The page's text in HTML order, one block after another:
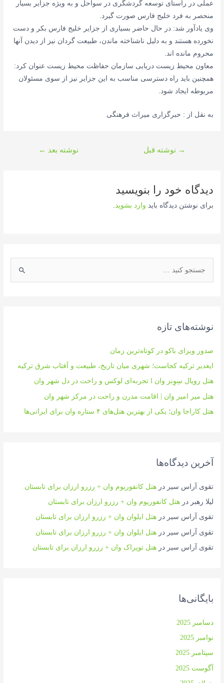
عملی در راستای توسعه گردشگری در سواحل و به ویژه جزایر بسیار
منحصر به فرد خلیج فارس صورت گیرد.
وی یادآور شد: در حال حاضر بسیاری از جزایر خلیج فارس بکر و دست
نخورده هستند و به دلیل ناشناخته ماندن، طبیعت گردان نیز از دیدن آنها
محروم مانده اند.
معاون محیط زیست دریایی سازمان حفاظت محیط زیست عنوان کرد:
همچنین باید راه دسترسی مناسب به این جزایر نیز از سوی مسئولان
مربوطه ایجاد شود.
به نقل از : حبرگزاری میراث فرهنگی
→ نوشته قبل نوشته بعد ←
دیدگاه‌ خود را بنویسید
برای نوشتن دیدگاه باید وارد بشوید
ی
نوشته‌های تازه
صدور ویزای باکو در کوتاه‌ترین زمان
ایغدیر ترکیه کجاست؛ شهری میان تاریخ، طبیعت و آفتاب شرق ترکیه
هتل رویال سِوِنز وان l تجربه‌ای لوکس و راحت در دل شهر وان
هتل میر امیر وان | اقامت مدرن و راحت در مرکز شهر وان
هتل کاراجا وان؛ یکی از بهترین هتل‌های ۴ ستاره وان برای ایرانی‌ها
آخرین دیدگاه‌ها
تقوی آراس سیر درهتل کانفوریوم وان + رزرو ارزان برای تابستان
لیلا رهبر درهتل کانفوریوم وان + رزرو ارزان برای تابستان
تقوی آراس سیر درهتل ایلوان وان + رزرو ارزان برای تابستان
تقوی آراس سیر درهتل ایلوان وان + رزرو ارزان برای تابستان
تقوی آراس سیر درهتل توپراک وان + رزرو ارزان برای تابستان
بایگانی‌ها
دسامبر 2025
نوامبر 2025
سپتامبر 2025
آگوست 2025